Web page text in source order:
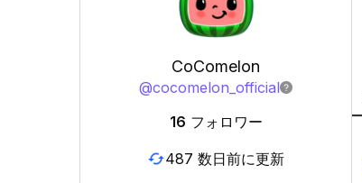
CoComelon
@cocomelon_official
16 フォロワー
487 数日前に更新